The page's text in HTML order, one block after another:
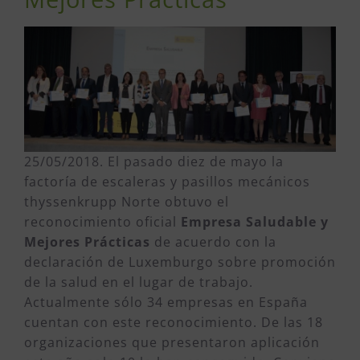
25/05/2018. El pasado diez de mayo la
factoría de escaleras y pasillos mecánicos
thyssenkrupp Norte obtuvo el
reconocimiento oficial Empresa Saludable y
Mejores Prácticas de acuerdo con la
declaración de Luxemburgo sobre promoción
de la salud en el lugar de trabajo.
Actualmente sólo 34 empresas en España
cuentan con este reconocimiento. De las 18
organizaciones que presentaron aplicación